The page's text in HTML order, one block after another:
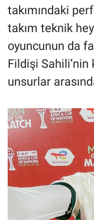
takımındaki
takım teknik
oyuncunun da
Fildişi
unsurlar